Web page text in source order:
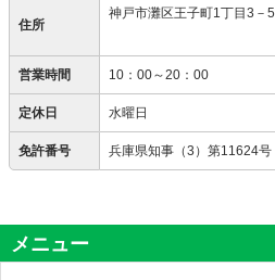
住所
神戸市灘区王子町1丁目3－5
営業時間 10：00～20：00
定休日 水曜日
免許番号 兵庫県知事（3）第11624号
メニュー